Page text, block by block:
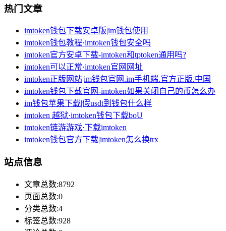
热门文章
imtoken钱包下载安卓版|im钱包使用
imtoken钱包教程·imtoken钱包安全吗
imtoken官方安卓下载-imtoken和tptoken通用吗?
imtoken可以正常·imtoken官网网址
imtoken正版网站|im钱包官网.im手机端.官方正版.中国
imtoken钱包下载官网-imtoken如果关闭自己的币怎么办
im钱包苹果下载|假usdt到钱包什么样
imtoken 越狱·imtoken钱包下载boU
imtoken链游游戏·下载imtoken
imtoken钱包官方下载|imtoken怎么换trx
站点信息
文章总数:8792
页面总数:0
分类总数:4
标签总数:928